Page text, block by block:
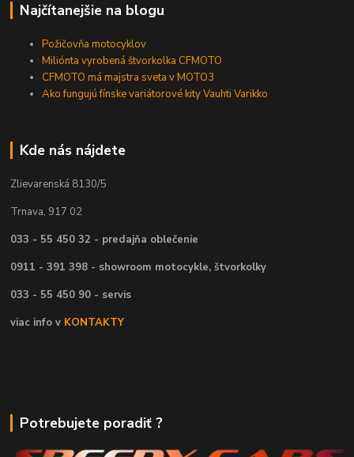
Najčítanejšie na blogu
Požičovňa motocyklov
Miliónta vyrobená štvorkolka CFMOTO
CFMOTO má majstra sveta v MOTO3
Ako fungujú fínske variátorové kity Vauhti Varikko
Kde nás nájdete
Zlievarenská 8130/5
Trnava, 917 02
033 - 55 450 32 - predajňa oblečenie
0911 - 391 398 - showroom motocykle, štvorkolky
033 - 55 450 90 - servis
viac info v KONTAKTY
Potrebujete poradiť ?